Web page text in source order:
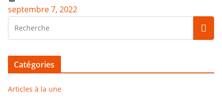
septembre 7, 2022
Catégories
Articles à la une